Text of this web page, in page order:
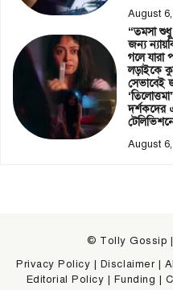
August
“তমসা শুধু
জন্য
গলে যারা
লড়াইকে
সেভাবেই
দর্শকদের
August
© Tolly Gossip
Privacy Policy | Disclaimer|
Editorial Policy | Funding |